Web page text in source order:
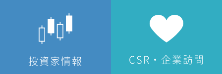
投資家情報 CSR・企業訪問